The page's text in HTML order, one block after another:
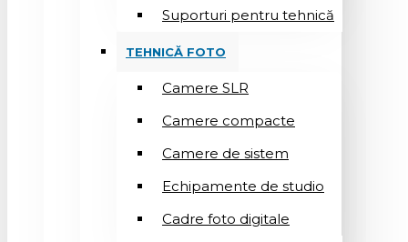
Suporturi pentru tehnică
TEHNICĂ FOTO
Camere SLR
Camere compacte
Camere de sistem
Echipamente de studio
Cadre foto digitale